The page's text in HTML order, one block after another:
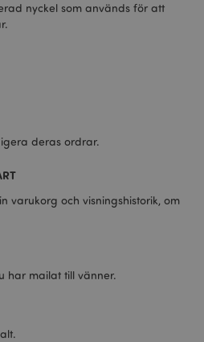
nyckel som används för att
deras ordrar.
varukorg och visningshistorik, om
har mailat till vänner.